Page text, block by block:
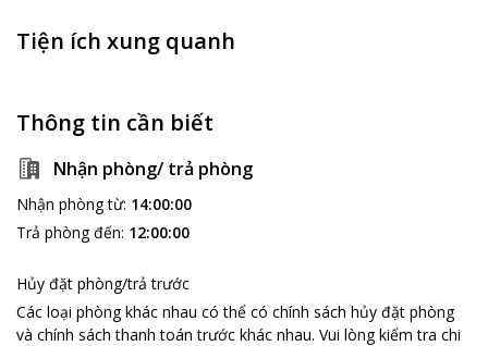
Tiện ích xung quanh
Thông tin cần biết
Nhận phòng/ trả phòng
Nhận phòng từ: 14:00:00
Trả phòng đến: 12:00:00
Hủy đặt phòng/trả trước
Các loại phòng khác nhau có thể có chính sách hủy đặt phòng
và chính sách thanh toán trước khác nhau. Vui lòng kiểm tra chi